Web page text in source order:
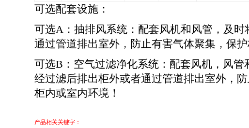
可选配套设施：
可选A：抽排风系统：配套风机和风管，及时
通过管道排出室外，防止有害气体聚集，保护
可选B：空气过滤净化系统：配套风机，风管
经过滤后排出柜外或者通过管道排出室外，
柜内或室内环境！
产品相关关键字：